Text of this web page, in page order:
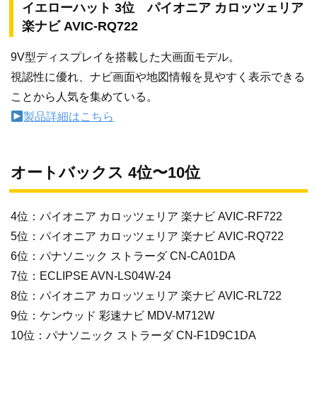
イエローハット 3位 パイオニア カロッツェリア
楽ナビ AVIC-RQ722
9V型ディスプレイを搭載した大画面モデル。
視認性に優れ、ナビ画面や地図情報を見やすく表示できる
ことから人気を集めている。
製品詳細はこちら
オートバックス 4位〜10位
4位：パイオニア カロッツェリア 楽ナビ AVIC-RF722
5位：パイオニア カロッツェリア 楽ナビ AVIC-RQ722
6位：パナソニック ストラーダ CN-CA01DA
7位：ECLIPSE AVN-LS04W-24
8位：パイオニア カロッツェリア 楽ナビ AVIC-RL722
9位：ケンウッド 彩速ナビ MDV-M712W
10位：パナソニック ストラーダ CN-F1D9C1DA